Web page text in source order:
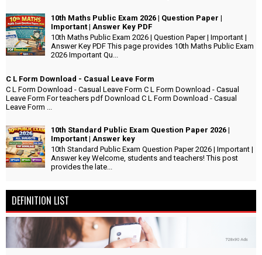
10th Maths Public Exam 2026 | Question Paper |
Important | Answer Key PDF
10th Maths Public Exam 2026 | Question Paper | Important |
Answer Key PDF This page provides 10th Maths Public Exam
2026 Important Qu...
C L Form Download - Casual Leave Form
C L Form Download - Casual Leave Form C L Form Download - Casual
Leave Form For teachers pdf Download C L Form Download - Casual
Leave Form ...
10th Standard Public Exam Question Paper 2026 |
Important | Answer key
10th Standard Public Exam Question Paper 2026 | Important |
Answer key Welcome, students and teachers! This post
provides the late...
DEFINITION LIST